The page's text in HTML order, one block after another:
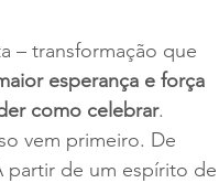
– transformação que
esperança e força
como celebrar.
vem primeiro. De
partir de um espírito de